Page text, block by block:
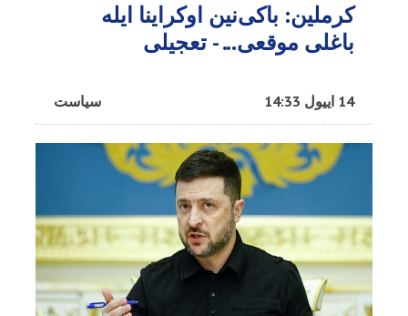
کرملین: باکی‌نین اوکراینا ایله
باغلی موقعی... - تعجیلی
سیاست 14 اییول 14:33